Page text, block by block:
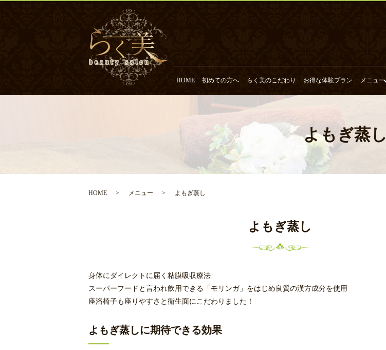
HOME 初めての方へ らく美のこだわり お得な体験プラン メニュー
よもぎ蒸し
HOME メニュー よもぎ蒸し
よもぎ蒸し
身体にダイレクトに届く粘膜吸収療法
スーパーフードと言われ飲用できる「モリンガ」をはじめ良質の漢方成分を使用
座浴椅子も座りやすさと衛生面にこだわりました！
よもぎ蒸しに期待できる効果